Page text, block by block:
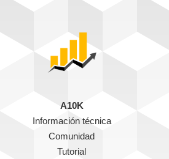
A10K
Información técnica
Comunidad
Tutorial